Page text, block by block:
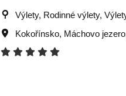
Výlety, Rodinné výlety,
Kokořínsko, Máchovo jezero